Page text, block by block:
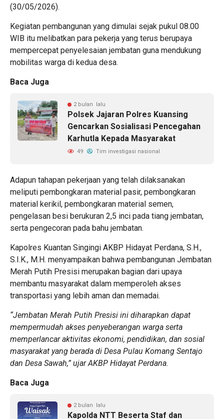
(30/05/2026).
Kegiatan pembangunan yang dimulai sejak pukul 08.00
WIB itu melibatkan para pekerja yang terus berupaya
mempercepat penyelesaian jembatan guna mendukung
mobilitas warga di kedua desa.
Baca Juga
2 bulan lalu
Polsek Jajaran Polres Kuansing
Gencarkan Sosialisasi Pencegahan
Karhutla Kepada Masyarakat
49 Tim investigasi nasional
Adapun tahapan pekerjaan yang telah dilaksanakan
meliputi pembongkaran material pasir, pembongkaran
material kerikil, pembongkaran material semen,
pengelasan besi berukuran 2,5 inci pada tiang jembatan,
serta pengecoran pada bahu jembatan.
Kapolres Kuantan Singingi AKBP Hidayat Perdana, S.H.,
S.I.K., M.H. menyampaikan bahwa pembangunan Jembatan
Merah Putih Presisi merupakan bagian dari upaya
membantu masyarakat dalam memperoleh akses
transportasi yang lebih aman dan memadai.
“Jembatan Merah Putih Presisi ini diharapkan dapat
mempermudah akses penyeberangan warga serta
memperlancar aktivitas ekonomi, pendidikan, dan sosial
masyarakat yang berada di Desa Pulau Komang Sentajo
dan Desa Sawah,” ujar AKBP Hidayat Perdana.
Baca Juga
2 bulan lalu
Kapolda NTT Beserta Staf dan